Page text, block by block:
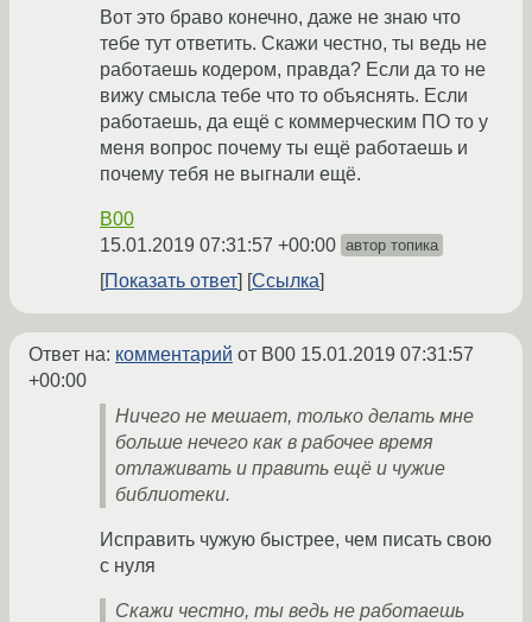
Вот это браво конечно, даже не знаю что
тебе тут ответить. Скажи честно, ты ведь не
работаешь кодером, правда? Если да то не
вижу смысла тебе что то объяснять. Если
работаешь, да ещё с коммерческим ПО то у
меня вопрос почему ты ещё работаешь и
почему тебя не выгнали ещё.
B00
15.01.2019 07:31:57 +00:00 автор топика
Показать ответ Ссылка
Ответ на: комментарий от B00 15.01.2019 07:31:57
+00:00
Ничего не мешает, только делать мне
больше нечего как в рабочее время
отлаживать и править ещё и чужие
библиотеки.
Исправить чужую быстрее, чем писать свою
с нуля
Скажи честно, ты ведь не работаешь